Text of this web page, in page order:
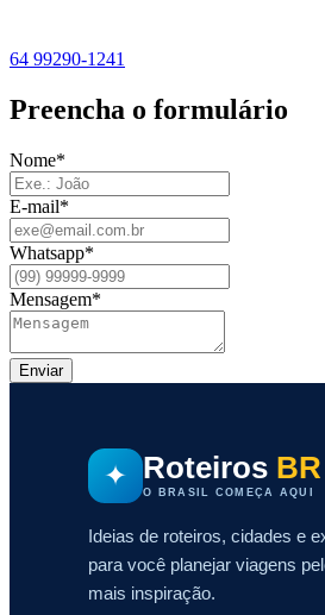
64 99290-1241
Preencha o formulário
Nome*
E-mail*
Whatsapp*
Mensagem*
Enviar
✦ Roteiros BR
O BRASIL COMEÇA AQUI
Ideias de roteiros, cidades e
para você planejar viagens
mais inspiração.